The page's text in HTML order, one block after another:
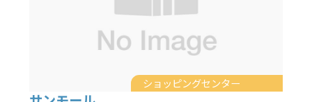
ショッピングセンター